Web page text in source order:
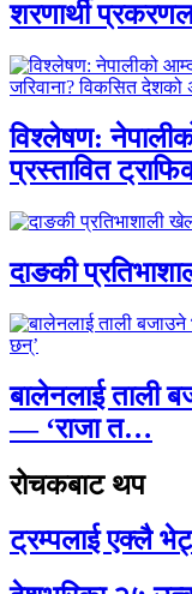
शरणार्थी
विश्लेषण:
प्रस्तावित
दाङकी
बालेनलाई ताली
— ‘राजा त…
रोचकबाट थप
ट्रम्पलाई एक्लै